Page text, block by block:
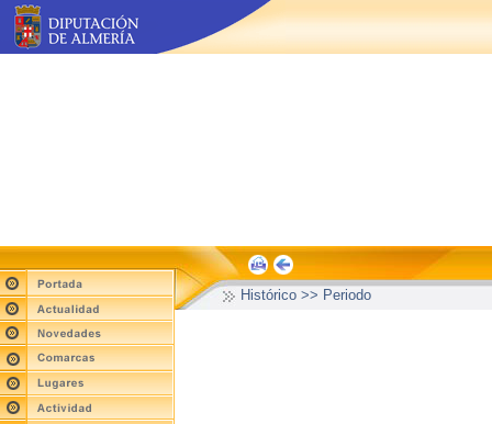
Histórico >> Periodo